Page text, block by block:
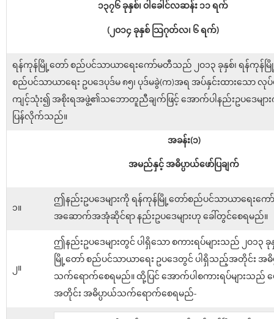
၁၃၇၆ ခုနှစ်၊ ဝါခေါင်လဆန်း ၁၁ ရက်
(၂ဝ၁၄ ခုနှစ် သြဂုတ်လ၊ ၆ ရက်)
ရန်ကုန်မြို့တော် စည်ပင်သာယာရေးကော်မတီသည် ၂ဝ၁၃ ခုနှစ်၊ ရန်ကုန်မ
စည်ပင်သာယာရေး ဥပဒေပုဒ်မ ၈၅၊ ပုဒ်မခွဲ(က)အရ အပ်နှင်းထားသော လု
ကျင့်သုံး၍ အစိုးရအဖွဲ့၏သဘောတူညီချက်ဖြင့် အောက်ပါနည်းဥပဒေမျ
ပြန်လိုက်သည်။
အခန်း(၁)
အမည်နှင့် အဓိပ္ပာယ်ဖော်ပြချက်
၁။
ဤနည်းဥပဒေများကို ရန်ကုန်မြို့တော်စည်ပင်သာယာရေးကေ
အဆောက်အအုံဆိုင်ရာ နည်းဥပဒေများဟု ခေါ်တွင်စေရမည်။
၂။
ဤနည်းဥပဒေများတွင် ပါရှိသော စကားရပ်များသည် ၂ဝ၁၃ ခု
မြို့တော် စည်ပင်သာယာရေး ဥပဒေတွင် ပါရှိသည့်အတိုင်း အဓိ
သက်ရောက်စေရမည်။ ထို့ပြင် အောက်ပါစကားရပ်များသည် ဖေ
အတိုင်း အဓိပ္ပာယ်သက်ရောက်စေရမည်-